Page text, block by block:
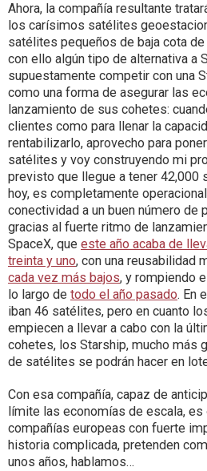
Ahora, la compañía resultante
los carísimos satélites
satélites pequeños de baja cota
con ello algún tipo de alternativa a
supuestamente competir con una
como una forma de asegurar las
lanzamiento de sus cohetes:
clientes como para llenar la
rentabilizarlo, aprovecho para
satélites y voy construyendo mi
previsto que llegue a tener 42,000
hoy, es completamente
conectividad a un buen número de
gracias al fuerte ritmo de
SpaceX, que este año acaba de
treinta y uno, con una reusabilidad
cada vez más bajos, y rompiendo
lo largo de todo el año pasado. En
iban 46 satélites, pero en cuanto
empiecen a llevar a cabo con la
cohetes, los Starship, mucho más
de satélites se podrán hacer en
Con esa compañía, capaz de
límite las economías de escala, es
compañías europeas con fuerte
historia complicada, pretenden
unos años, hablamos…